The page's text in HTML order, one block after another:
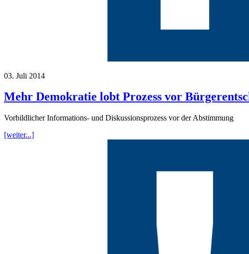
03. Juli 2014
Mehr Demokratie lobt Prozess vor
Vorbildlicher Informations- und Diskussionsprozess vor der Abstimmung
[weiter...]